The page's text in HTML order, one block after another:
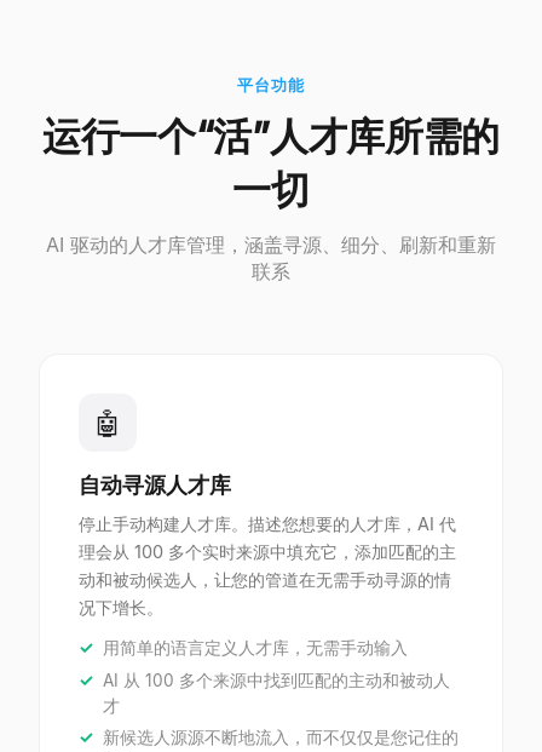
平台功能
运行一个“活”人才库所需的
一切
AI 驱动的人才库管理，涵盖寻源、细分、刷新和重新
联系
🤖
自动寻源人才库
停止手动构建人才库。描述您想要的人才库，AI 代
理会从 100 多个实时来源中填充它，添加匹配的主
动和被动候选人，让您的管道在无需手动寻源的情
况下增长。
用简单的语言定义人才库，无需手动输入
AI 从 100 多个来源中找到匹配的主动和被动人
才
新候选人源源不断地流入，而不仅仅是您记住的